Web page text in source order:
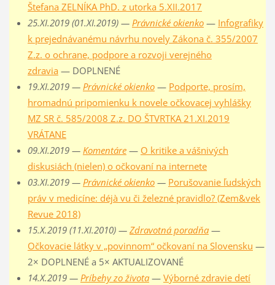
Štefana ZELNÍKA PhD. z utorka 5.XII.2017
25.XI.2019 (01.XI.2019) — Právnické okienko— Infografiky
k prejednávanému návrhu novely Zákona č. 355/2007
Z.z. o ochrane, podpore a rozvoji verejného
zdravia — DOPLNENÉ
19.XI.2019 — Právnické okienko— Podporte, prosím,
hromadnú pripomienku k novele očkovacej vyhlášky
MZ SR č. 585/2008 Z.z. DO ŠTVRTKA 21.XI.2019
VRÁTANE
09.XI.2019 — Komentáre— O kritike a vášnivých
diskusiách (nielen) o očkovaní na internete
03.XI.2019 — Právnické okienko— Porušovanie ľudských
práv v medicíne: déjà vu či železné pravidlo? (Zem&vek
Revue 2018)
15.X.2019 (11.XI.2010) — Zdravotná poradňa—
Očkovacie látky v „povinnom“ očkovaní na Slovensku —
2× DOPLNENÉ a 5× AKTUALIZOVANÉ
14.X.2019 — Príbehy zo života— Výborné zdravie detí